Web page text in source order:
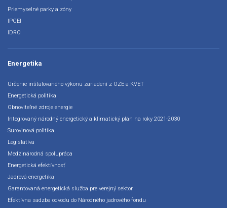
Priemyselné parky a zóny
IPCEI
IDRO
Energetika
Určenie inštalovaného výkonu zariadení z OZE a KVET
Energetická politika
Obnoviteľné zdroje energie
Integrovaný národný energetický a klimatický plán na roky 2021-2030
Surovinová politika
Legislatíva
Medzinárodná spolupráca
Energetická efektívnosť
Jadrová energetika
Garantovaná energetická služba pre verejný sektor
Efektívna sadzba odvodu do Národného jadrového fondu